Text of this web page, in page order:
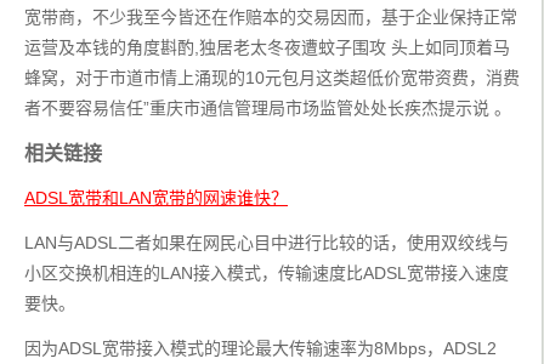
宽带商，不少我至今皆还在作赔本的交易因而，基于企业保持正常
运营及本钱的角度斟酌,独居老太冬夜遭蚊子围攻 头上如同顶着马
蜂窝，对于市道市情上涌现的10元包月这类超低价宽带资费，消费
者不要容易信任”重庆市通信管理局市场监管处处长疾杰提示说 。
相关链接
ADSL宽带和LAN宽带的网速谁快？
LAN与ADSL二者如果在网民心目中进行比较的话，使用双绞线与
小区交换机相连的LAN接入模式，传输速度比ADSL宽带接入速度
要快。
因为ADSL宽带接入模式的理论最大传输速率为8Mbps，ADSL2